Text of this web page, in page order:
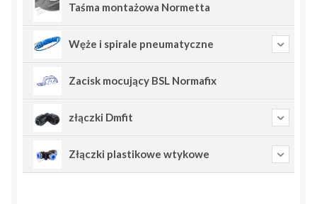
Taśma montażowa Normetta
Węże i spirale pneumatyczne
Zacisk mocujący BSL Normafix
złączki Dmfit
Złączki plastikowe wtykowe